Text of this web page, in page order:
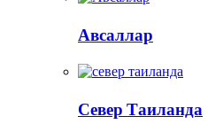
Авсаллар
Север Таиланда